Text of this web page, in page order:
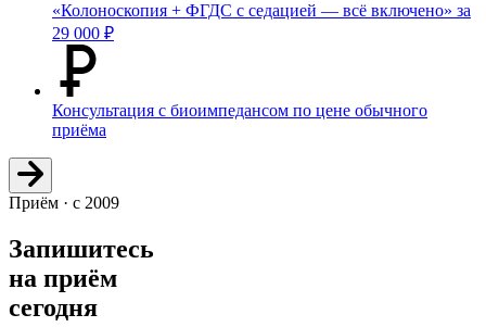
«Колоноскопия + ФГДС с седацией — всё включено» за
29 000 ₽
Консультация с биоимпедансом по цене обычного
приёма
Приём · с 2009
Запишитесь
на приём
сегодня